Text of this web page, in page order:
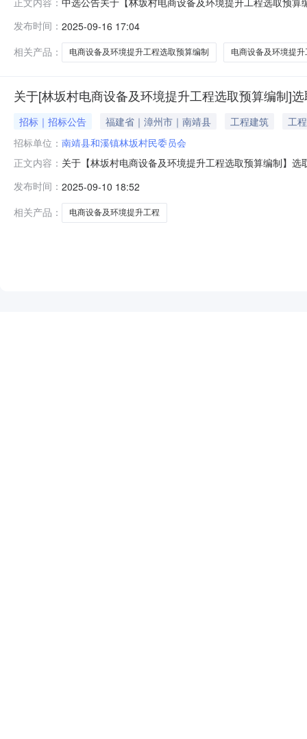
工程造价咨询项目预估造价（万元）：10万元预算服务
干。选取中
发布时间： 2025-09-16 17:04
相关产品：
电商设备及环境提升工程选取预算编制 电商设备及环境提升
关于[林坂村电商设备及环境提升工程选取预算编制]
招标｜招标公告 福建省｜漳州市｜南靖县 工程建筑
工程
招标单位： 南靖县和溪镇林坂村民委员会
正文内容： 关于【林坂村电商设备及环境提升工程选取预算编制】
预估造价（万元）：10服务事项：工程造价咨询服务时
外）。下浮范
发布时间： 2025-09-10 18:52
相关产品：
电商设备及环境提升工程